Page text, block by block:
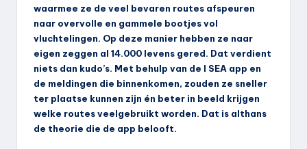
waarmee ze de veel bevaren routes afspeuren
naar overvolle en gammele bootjes vol
vluchtelingen. Op deze manier hebben ze naar
eigen zeggen al 14.000 levens gered. Dat verdient
niets dan kudo’s. Met behulp van de I SEA app en
de meldingen die binnenkomen, zouden ze sneller
ter plaatse kunnen zijn én beter in beeld krijgen
welke routes veelgebruikt worden. Dat is althans
de theorie die de app belooft.